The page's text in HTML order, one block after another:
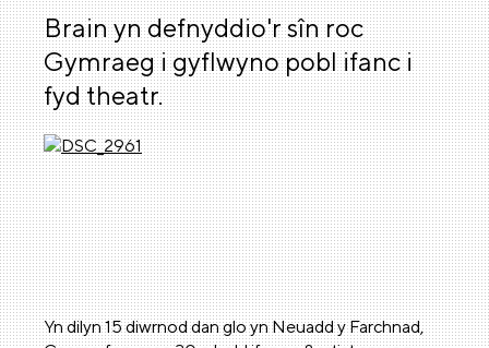
Brain yn defnyddio'r sîn roc
Gymraeg i gyflwyno pobl ifanc i
fyd theatr.
Yn dilyn 15 diwrnod dan glo yn Neuadd y Farchnad,